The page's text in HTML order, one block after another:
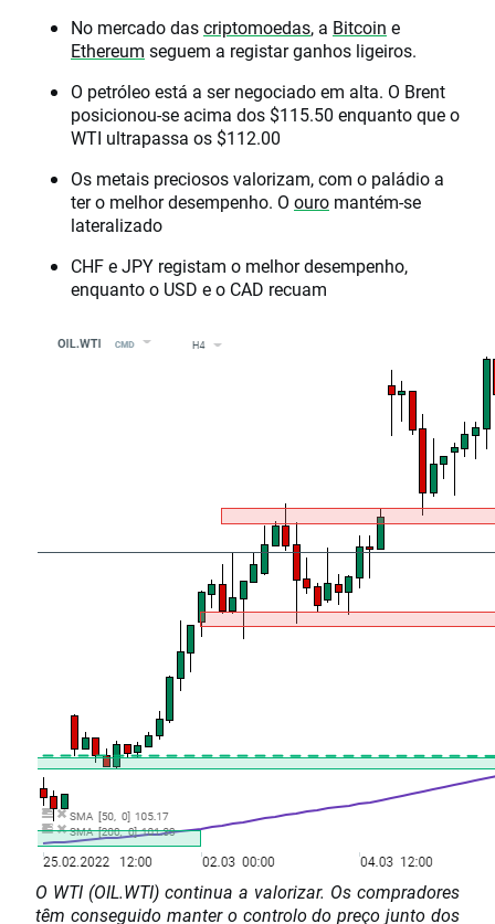
No mercado dascriptomoedas, a Bitcoin e
Ethereum seguem a registar ganhos ligeiros.
O petróleo está a ser negociado em alta. O Brent
posicionou-se acima dos $115.50 enquanto que o
WTI ultrapassa os $112.00
Os metais preciosos valorizam, com o paládio a
ter o melhor desempenho. O ouro mantém-se
lateralizado
CHF e JPY registam o melhor desempenho,
enquanto o USD e o CAD recuam
O WTI (OIL.WTI) continua a valorizar. Os compradores
têm conseguido manter o controlo do preço junto dos